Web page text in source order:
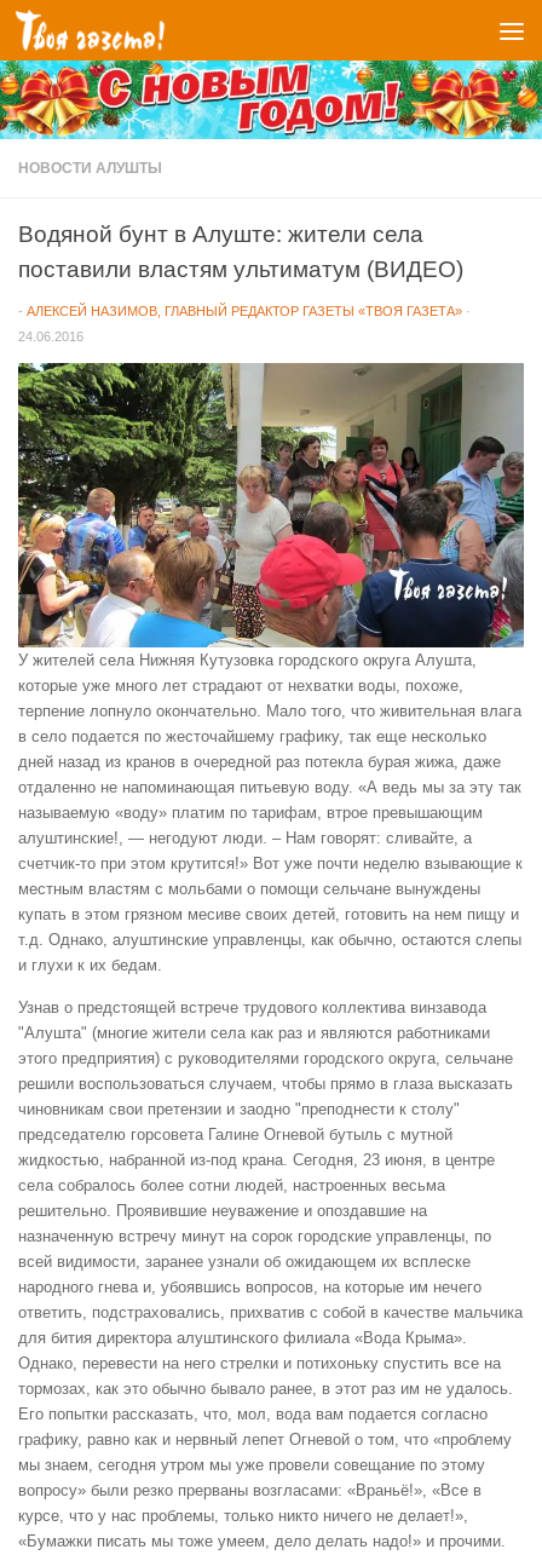
Перейти к содержимому
НОВОСТИ АЛУШТЫ
Водяной бунт в Алуште: жители села
поставили властям ультиматум (ВИДЕО)
- АЛЕКСЕЙ НАЗИМОВ, ГЛАВНЫЙ РЕДАКТОР ГАЗЕТЫ «ТВОЯ ГАЗЕТА» ·
24.06.2016
У жителей села Нижняя Кутузовка городского округа Алушта,
которые уже много лет страдают от нехватки воды, похоже,
терпение лопнуло окончательно. Мало того, что живительная влага
в село подается по жесточайшему графику, так еще несколько
дней назад из кранов в очередной раз потекла бурая жижа, даже
отдаленно не напоминающая питьевую воду. «А ведь мы за эту так
называемую «воду» платим по тарифам, втрое превышающим
алуштинские!, — негодуют люди. – Нам говорят: сливайте, а
счетчик-то при этом крутится!» Вот уже почти неделю взывающие к
местным властям с мольбами о помощи сельчане вынуждены
купать в этом грязном месиве своих детей, готовить на нем пищу и
т.д. Однако, алуштинские управленцы, как обычно, остаются слепы
и глухи к их бедам.
Узнав о предстоящей встрече трудового коллектива винзавода
"Алушта" (многие жители села как раз и являются работниками
этого предприятия) с руководителями городского округа, сельчане
решили воспользоваться случаем, чтобы прямо в глаза высказать
чиновникам свои претензии и заодно "преподнести к столу"
председателю горсовета Галине Огневой бутыль с мутной
жидкостью, набранной из-под крана. Сегодня, 23 июня, в центре
села собралось более сотни людей, настроенных весьма
решительно. Проявившие неуважение и опоздавшие на
назначенную встречу минут на сорок городские управленцы, по
всей видимости, заранее узнали об ожидающем их всплеске
народного гнева и, убоявшись вопросов, на которые им нечего
ответить, подстраховались, прихватив с собой в качестве мальчика
для бития директора алуштинского филиала «Вода Крыма».
Однако, перевести на него стрелки и потихоньку спустить все на
тормозах, как это обычно бывало ранее, в этот раз им не удалось.
Его попытки рассказать, что, мол, вода вам подается согласно
графику, равно как и нервный лепет Огневой о том, что «проблему
мы знаем, сегодня утром мы уже провели совещание по этому
вопросу» были резко прерваны возгласами: «Враньё!», «Все в
курсе, что у нас проблемы, только никто ничего не делает!»,
«Бумажки писать мы тоже умеем, дело делать надо!» и прочими.